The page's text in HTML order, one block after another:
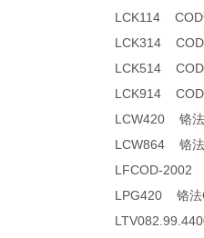
LCK114 COD
LCK314
LCK514 COD
LCK914
LCW420 铬法
LCW864 铬法
LFCOD-2002
LPG420 铬法